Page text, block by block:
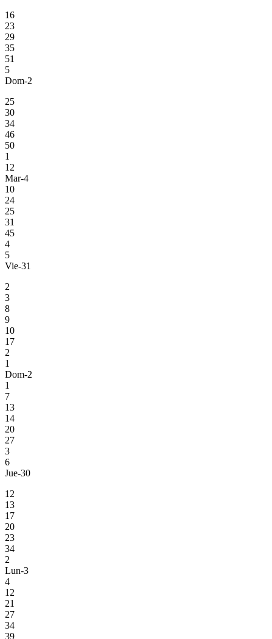
16
23
29
35
51
5
Dom-2
25
30
34
46
50
1
12
Mar-4
10
24
25
31
45
4
5
Vie-31
2
3
8
9
10
17
2
1
Dom-2
1
7
13
14
20
27
3
6
Jue-30
12
13
17
20
23
34
2
Lun-3
4
12
21
27
34
39